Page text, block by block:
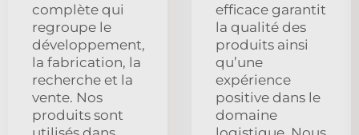
complète qui
regroupe le
développement,
la fabrication, la
recherche et la
vente. Nos
produits sont
efficace garantit
la qualité des
produits ainsi
qu’une
expérience
positive dans le
domaine